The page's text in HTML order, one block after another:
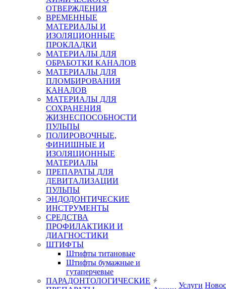
ОТВЕРЖДЕНИЯ
ВРЕМЕННЫЕ
МАТЕРИАЛЫ И
ИЗОЛЯЦИОННЫЕ
ПРОКЛАДКИ
МАТЕРИАЛЫ ДЛЯ
ОБРАБОТКИ КАНАЛОВ
МАТЕРИАЛЫ ДЛЯ
ПЛОМБИРОВАНИЯ
КАНАЛОВ
МАТЕРИАЛЫ ДЛЯ
СОХРАНЕНИЯ
ЖИЗНЕСПОСОБНОСТИ
ПУЛЬПЫ
ПОЛИРОВОЧНЫЕ,
ФИНИШНЫЕ И
ИЗОЛЯЦИОННЫЕ
МАТЕРИАЛЫ
ПРЕПАРАТЫ ДЛЯ
ДЕВИТАЛИЗАЦИИ
ПУЛЬПЫ
ЭНДОДОНТИЧЕСКИЕ
ИНСТРУМЕНТЫ
СРЕДСТВА
ПРОФИЛАКТИКИ И
ДИАГНОСТИКИ
ШТИФТЫ
Штифты титановые
Штифты бумажные и
гутаперчевые
ПАРАДОНТОЛОГИЧЕСКИЕ
Услуги